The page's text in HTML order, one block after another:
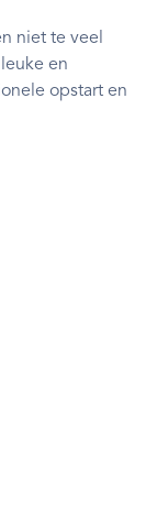
niet te veel
en
opstart en